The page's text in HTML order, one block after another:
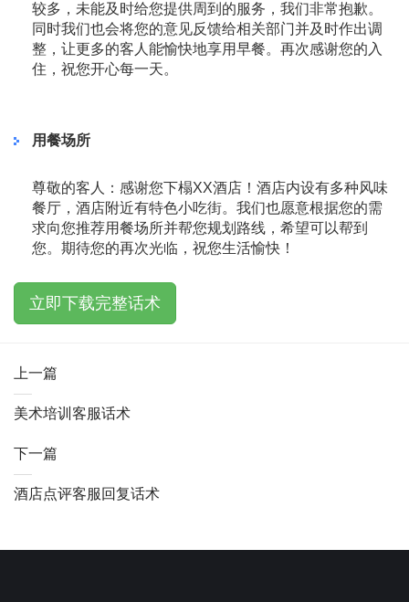
较多，未能及时给您提供周到的服务，我们非常抱歉。
同时我们也会将您的意见反馈给相关部门并及时作出调
整，让更多的客人能愉快地享用早餐。再次感谢您的入
住，祝您开心每一天。
用餐场所
尊敬的客人：感谢您下榻XX酒店！酒店内设有多种风味
餐厅，酒店附近有特色小吃街。我们也愿意根据您的需
求向您推荐用餐场所并帮您规划路线，希望可以帮到
您。期待您的再次光临，祝您生活愉快！
立即下载完整话术
上一篇
美术培训客服话术
下一篇
酒店点评客服回复话术